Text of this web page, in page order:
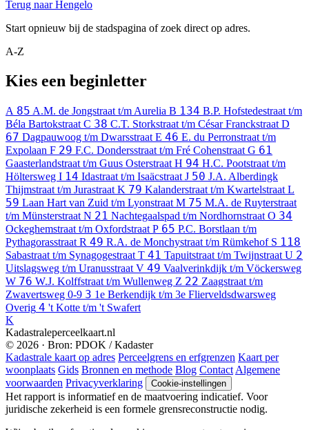
Terug naar Hengelo
Start opnieuw bij de stadspagina of zoek direct op adres.
A-Z
Kies een beginletter
A 85 A.M. de Jongstraat t/m Aurelia B 134 B.P. Hofstedestraat t/m
Béla Bartokstraat C 38 C.T. Storkstraat t/m César Franckstraat D
67 Dagpauwoog t/m Dwarsstraat E 46 E. du Perronstraat t/m
Expolaan F 29 F.C. Dondersstraat t/m Fré Cohenstraat G 61
Gaasterlandstraat t/m Guus Osterstraat H 94 H.C. Pootstraat t/m
Höltersweg I 14 Idastraat t/m Isaäcstraat J 50 J.A. Alberdingk
Thijmstraat t/m Jurastraat K 79 Kalanderstraat t/m Kwartelstraat L
59 Laan Hart van Zuid t/m Lyonstraat M 75 M.A. de Ruyterstraat
t/m Münsterstraat N 21 Nachtegaalspad t/m Nordhornstraat O 34
Ockeghemstraat t/m Oxfordstraat P 65 P.C. Borstlaan t/m
Pythagorasstraat R 49 R.A. de Monchystraat t/m Rümkehof S 118
Sabastraat t/m Synagogestraat T 41 Tapuitstraat t/m Twijnstraat U 2
Uitslagsweg t/m Uranusstraat V 49 Vaalverinkdijk t/m Vöckersweg
W 76 W.J. Kolffstraat t/m Wullenweg Z 22 Zaagstraat t/m
Zwavertsweg 0-9 3 1e Berkendijk t/m 3e Flierveldsdwarsweg
Overig 4 't Kotte t/m 't Swafert
K
Kadastraleperceelkaart.nl
© 2026 · Bron: PDOK / Kadaster
Kadastrale kaart op adres Perceelgrens en erfgrenzen Kaart per
woonplaats Gids Bronnen en methode Blog Contact Algemene
voorwaarden Privacyverklaring Cookie-instellingen
Het rapport is informatief en de maatvoering indicatief. Voor
juridische zekerheid is een formele grensreconstructie nodig.